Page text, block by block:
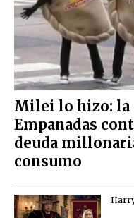
Milei lo hizo: la
Empanadas
deuda
consumo